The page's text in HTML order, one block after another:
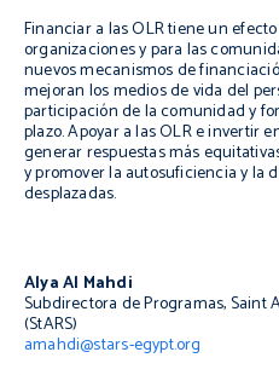
Financiar a las OLR tiene un
organizaciones y para las
nuevos mecanismos de
mejoran los medios de vida del
participación de la comunidad y
plazo. Apoyar a las OLR e invertir
generar respuestas más
y promover la autosuficiencia y la
desplazadas.
Alya Al Mahdi
Subdirectora de Programas, Saint
(StARS)
amahdi@stars-egypt.org